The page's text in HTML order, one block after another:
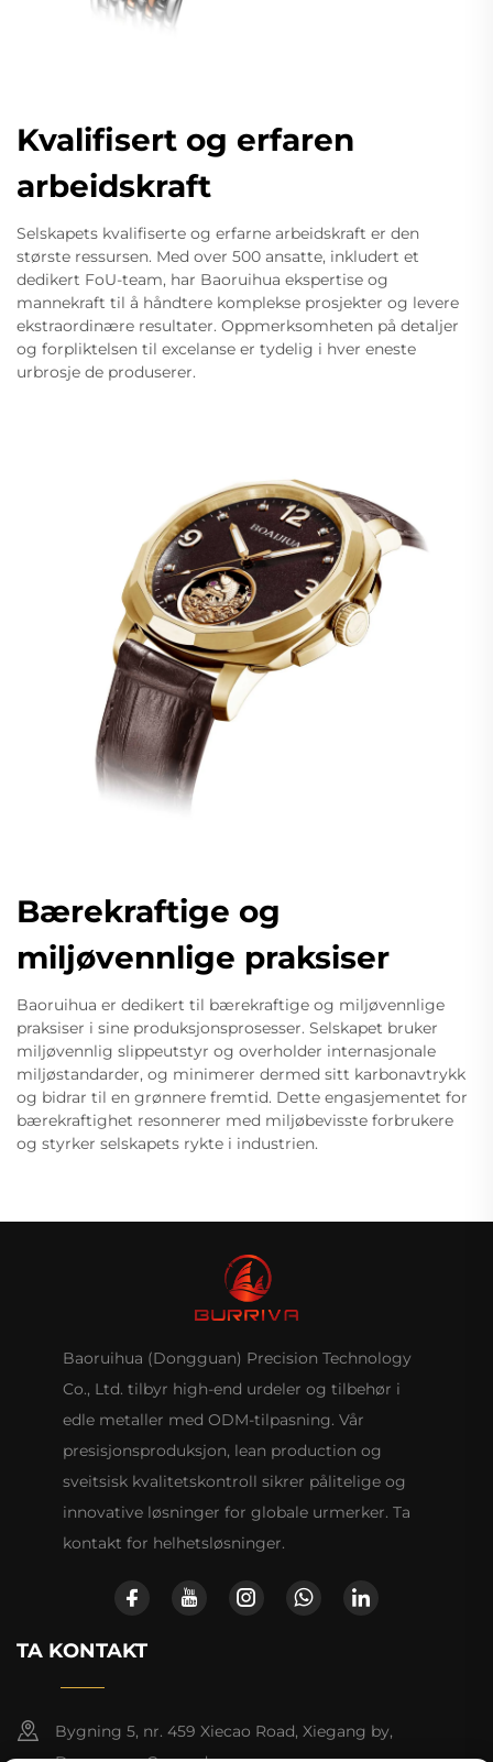
Kvalifisert og erfaren
arbeidskraft
Selskapets kvalifiserte og erfarne arbeidskraft er den
største ressursen. Med over 500 ansatte, inkludert et
dedikert FoU-team, har Baoruihua ekspertise og
mannekraft til å håndtere komplekse prosjekter og levere
ekstraordinære resultater. Oppmerksomheten på detaljer
og forpliktelsen til excelanse er tydelig i hver eneste
urbrosje de produserer.
Bærekraftige og
miljøvennlige praksiser
Baoruihua er dedikert til bærekraftige og miljøvennlige
praksiser i sine produksjonsprosesser. Selskapet bruker
miljøvennlig slippeutstyr og overholder internasjonale
miljøstandarder, og minimerer dermed sitt karbonavtrykk
og bidrar til en grønnere fremtid. Dette engasjementet for
bærekraftighet resonnerer med miljøbevisste forbrukere
og styrker selskapets rykte i industrien.
Baoruihua (Dongguan) Precision Technology
Co., Ltd. tilbyr high-end urdeler og tilbehør i
edle metaller med ODM-tilpasning. Vår
presisjonsproduksjon, lean production og
sveitsisk kvalitetskontroll sikrer pålitelige og
innovative løsninger for globale urmerker. Ta
kontakt for helhetsløsninger.
TA KONTAKT
Bygning 5, nr. 459 Xiecao Road, Xiegang by,